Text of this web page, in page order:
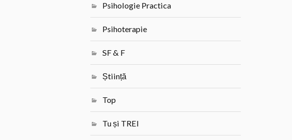
Psihologie Practica
Psihoterapie
SF & F
Știință
Top
Tu și TREI